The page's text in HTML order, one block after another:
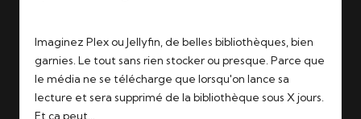
Imaginez Plex ou Jellyfin, de belles bibliothèques, bien
garnies. Le tout sans rien stocker ou presque. Parce que
le média ne se télécharge que lorsqu'on lance sa
lecture et sera supprimé de la bibliothèque sous X jours.
Et ça peut…